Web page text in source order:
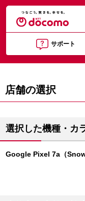
サポート
店舗の選択
選択した機種・カ
Google Pixel 7a（Snow